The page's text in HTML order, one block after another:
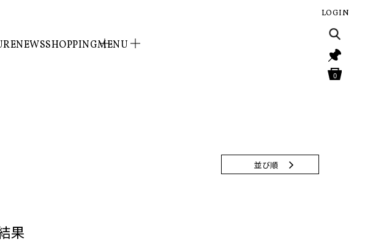
NEWSSHOPPINGMENU
LOGIN
0
並び順
果